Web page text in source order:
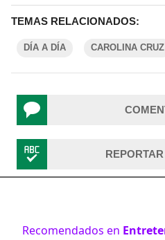
TEMAS RELACIONADOS:
DÍA A DÍA CAROLINA CRUZ
Recomendados en